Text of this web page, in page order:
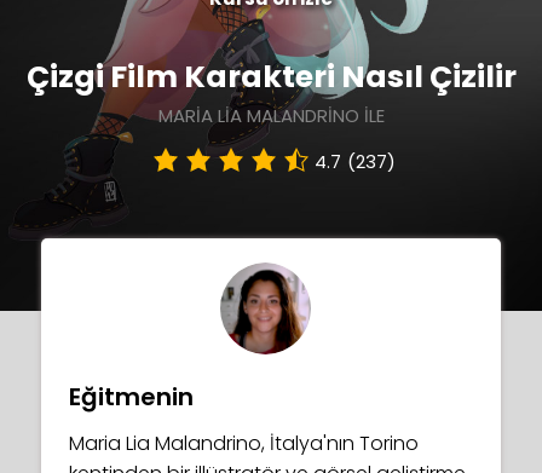
Çizgi Film Karakteri Nasıl Çizilir
MARIA LIA MALANDRINO ILE
4.7 (237)
Eğitmenin
Maria Lia Malandrino, İtalya'nın Torino